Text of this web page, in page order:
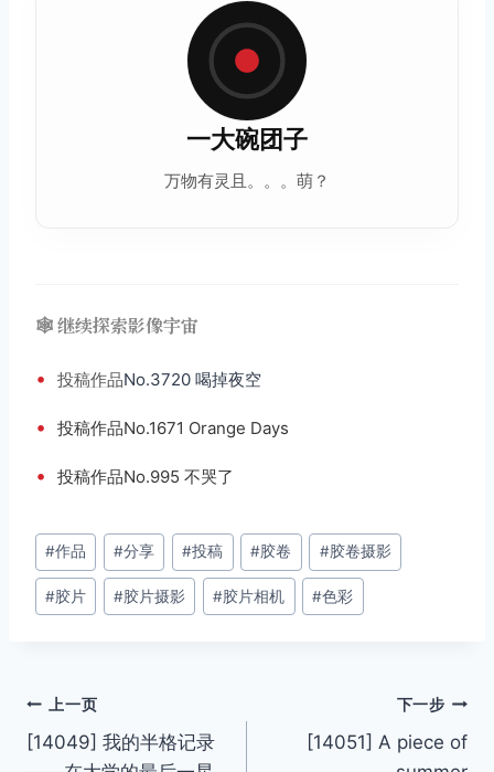
一大碗团子
万物有灵且。。。萌？
🕸️ 继续探索影像宇宙
• 投稿作品No.3720 喝掉夜空
• 投稿作品No.1671 Orange Days
• 投稿作品No.995 不哭了
文
章
标
#作品 #分享 #投稿 #胶卷 #胶卷摄影
#胶片 #胶片摄影 #胶片相机 #色彩
文
章
上一页
[14049] 我的半格记录
下一步
[14051] A piece of